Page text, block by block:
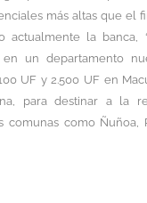
más altas que el
actualmente la banca,
un departamento
UF y 2.500 UF en
para destinar a la
comunas como Ñuñoa,